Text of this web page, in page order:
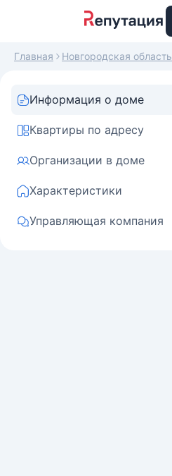
Главная Новгородская область
Информация о доме
Квартиры по адресу
Организации в доме
Характеристики
Управляющая компания